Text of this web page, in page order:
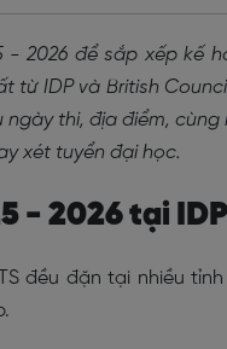
- 2026 để sắp xếp kế
từ IDP và British
thi, địa điểm,
xét tuyển đại học.
- 2026 tại IDP
đều đặn tại nhiều